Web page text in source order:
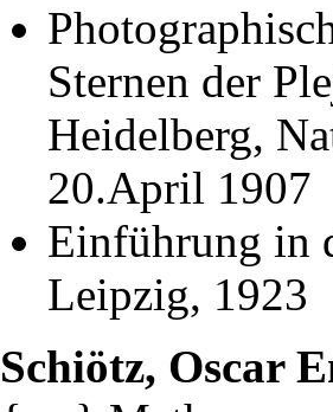
Sternen der
Heidelberg,
20.April 1907
Einführung in
Leipzig, 1923
Schiötz, Oscar